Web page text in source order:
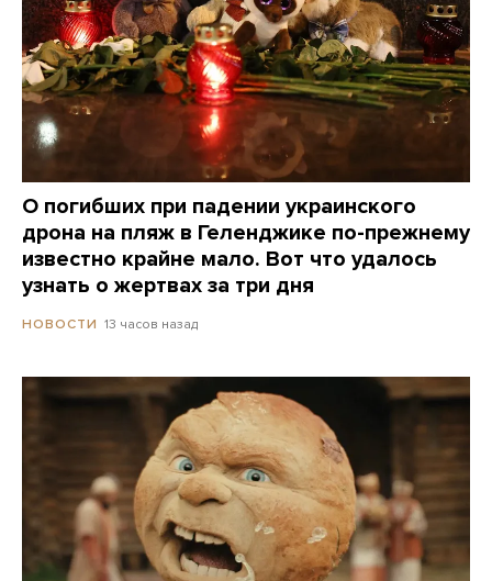
О погибших при падении украинского
дрона на пляж в Геленджике по-прежнему
известно крайне мало. Вот что удалось
узнать о жертвах за три дня
НОВОСТИ 13 часов назад